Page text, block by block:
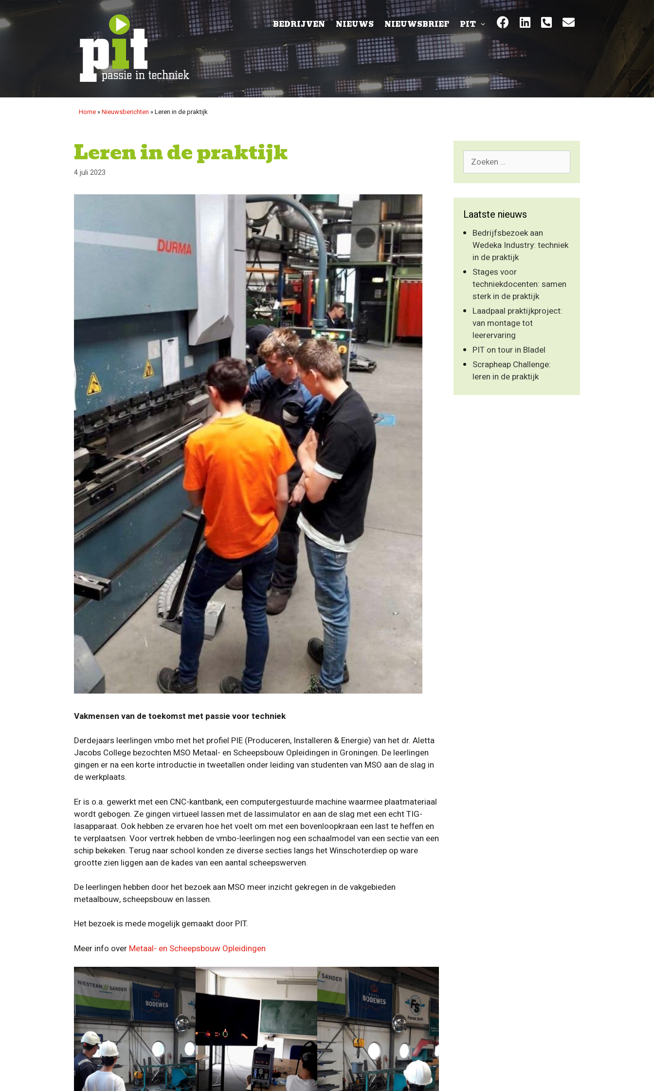
naar
de
BEDRIJVEN NIEUWS NIEUWSBRIEF PIT
Home»Nieuwsberichten »Leren in de praktijk
Leren in de praktijk
4 juli 2023
Vakmensen van de toekomst met passie voor techniek
Derdejaars leerlingen vmbo met het profiel PIE (Produceren, Installeren & Energie) van het dr. Aletta
Jacobs College bezochten MSO Metaal- en Scheepsbouw Opleidingen in Groningen. De leerlingen
gingen er na een korte introductie in tweetallen onder leiding van studenten van MSO aan de slag in
de werkplaats.
Er is o.a. gewerkt met een CNC-kantbank, een computergestuurde machine waarmee plaatmateriaal
wordt gebogen. Ze gingen virtueel lassen met de lassimulator en aan de slag met een echt TIG-
lasapparaat. Ook hebben ze ervaren hoe het voelt om met een bovenloopkraan een last te heffen en
te verplaatsen. Voor vertrek hebben de vmbo-leerlingen nog een schaalmodel van een sectie van een
schip bekeken. Terug naar school konden ze diverse secties langs het Winschoterdiep op ware
grootte zien liggen aan de kades van een aantal scheepswerven.
De leerlingen hebben door het bezoek aan MSO meer inzicht gekregen in de vakgebieden
metaalbouw, scheepsbouw en lassen.
Het bezoek is mede mogelijk gemaakt door PIT.
Meer info over Metaal- en Scheepsbouw Opleidingen
Zoek
naar:
Laatste nieuws
Bedrijfsbezoek aan
Wedeka Industry: techniek
in de praktijk
Stages voor
techniekdocenten: samen
sterk in de praktijk
Laadpaal praktijkproject:
van montage tot
leerervaring
PIT on tour in Bladel
Scrapheap Challenge:
leren in de praktijk